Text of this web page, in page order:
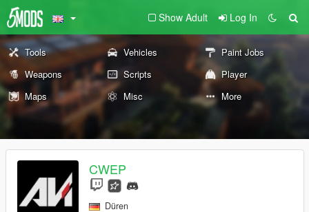
Show Adult Log In
Tools Vehicles
Paint Jobs
Weapons
Scripts
Player
Maps
Misc More
CWEP
Düren